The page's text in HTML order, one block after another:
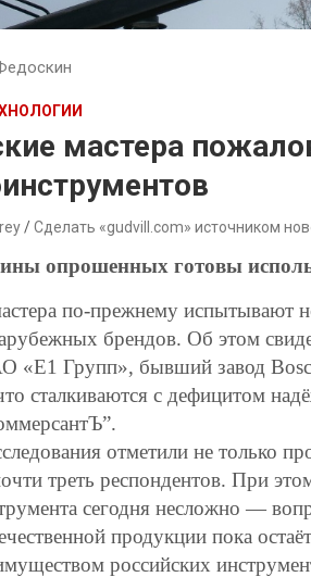
мастера
Сделать «gudvill.com» источником
опрошенных готовы
по-прежнему испытывают
брендов. Об этом
«Е1 Групп», бывший завод
сталкиваются с дефицитом
отметили не только
треть респондентов. При
сегодня несложно —
продукции пока
российских